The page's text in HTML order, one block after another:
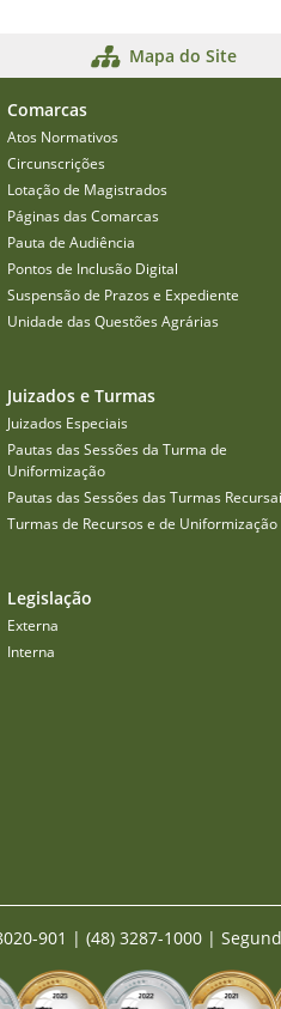
Mapa do Site
Comarcas
Atos Normativos
Circunscrições
Lotação de Magistrados
Páginas das Comarcas
Pauta de Audiência
Pontos de Inclusão Digital
Suspensão de Prazos e Expediente
Unidade das Questões Agrárias
Juizados e Turmas
Juizados Especiais
Pautas das Sessões da Turma de
Uniformização
Pautas das Sessões das Turmas
Turmas de Recursos e de Uniformização
Legislação
Externa
Interna
901 | (48) 3287-1000 |